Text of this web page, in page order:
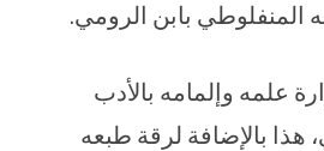
المنفلوطي بابن الرومي.
علمه وإلمامه بالأدب
هذا بالإضافة لرقة طبعه